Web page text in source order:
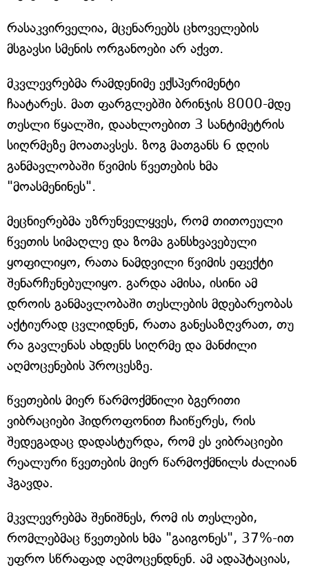
რასაკვირველია, მცენარეებს ცხოველების
მსგავსი სმენის ორგანოები არ აქვთ.
მკვლევრებმა რამდენიმე ექსპერიმენტი
ჩაატარეს. მათ ფარგლებში ბრინჯის 8000-მდე
თესლი წყალში, დაახლოებით 3 სანტიმეტრის
სიღრმეზე მოათავსეს. ზოგ მათგანს 6 დღის
განმავლობაში წვიმის წვეთების ხმა
"მოასმენინეს".
მეცნიერებმა უზრუნველყვეს, რომ თითოეული
წვეთის სიმაღლე და ზომა განსხვავებული
ყოფილიყო, რათა ნამდვილი წვიმის ეფექტი
შენარჩუნებულიყო. გარდა ამისა, ისინი ამ
დროის განმავლობაში თესლების მდებარეობას
აქტიურად ცვლიდნენ, რათა განესაზღვრათ, თუ
რა გავლენას ახდენს სიღრმე და მანძილი
აღმოცენების პროცესზე.
წვეთების მიერ წარმოქმნილი ბგერითი
ვიბრაციები ჰიდროფონით ჩაიწერეს, რის
შედეგადაც დადასტურდა, რომ ეს ვიბრაციები
რეალური წვეთების მიერ წარმოქმნილს ძალიან
ჰგავდა.
მკვლევრებმა შენიშნეს, რომ ის თესლები,
რომლებმაც წვეთების ხმა "გაიგონეს", 37%-ით
უფრო სწრაფად აღმოცენდნენ. ამ ადაპტაციას,